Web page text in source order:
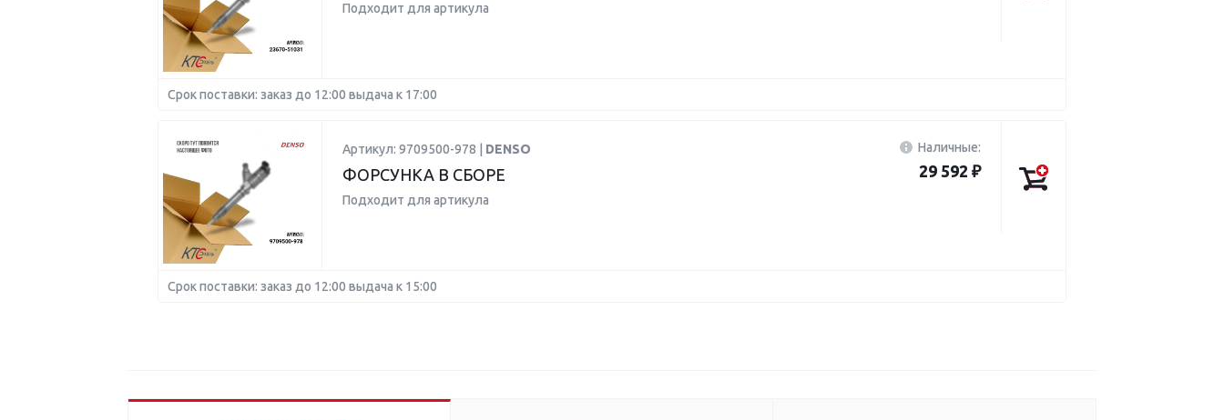
Подходит для артикула
Срок поставки: заказ до 12:00 выдача к 17:00
Артикул: 9709500-978 | DENSO
ФОРСУНКА В СБОРЕ
Подходит для артикула
Наличные:
29 592 ₽
Срок поставки: заказ до 12:00 выдача к 15:00